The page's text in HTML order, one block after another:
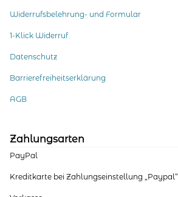
Widerrufsbelehrung- und Formular
1-Klick Widerruf
Datenschutz
Barrierefreiheitserklärung
AGB
Zahlungsarten
PayPal
Kreditkarte bei Zahlungseinstellung „Paypal“